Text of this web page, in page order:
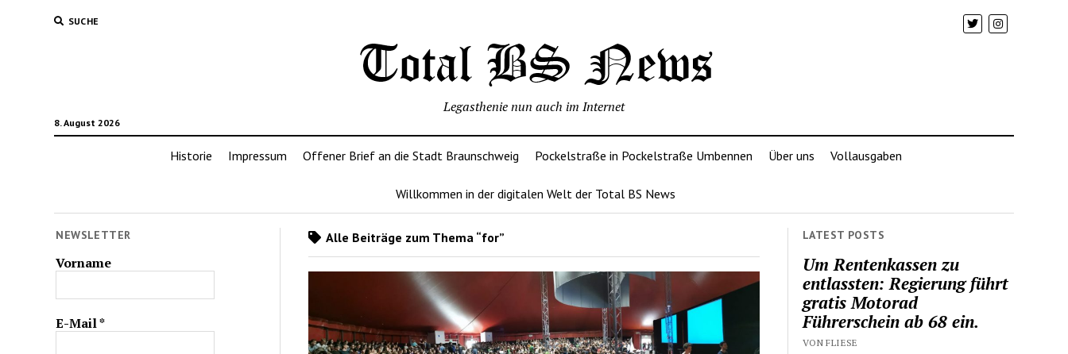
SUCHE
8. August 2026
Legasthenie nun auch im Internet
Historie Impressum Offener Brief an die Stadt Braunschweig Pockelstraße in Pockelstraße Umbennen Über uns Vollausgaben
Willkommen in der digitalen Welt der Total BS News
NEWSLETTER
Vorname
E-Mail*
Alle Beiträge zum Thema “for” LATEST POSTS
Um Rentenkassen zu
entlassten: Regierung führt
gratis Motorad
Führerschein ab 68 ein.
VON FLIESE